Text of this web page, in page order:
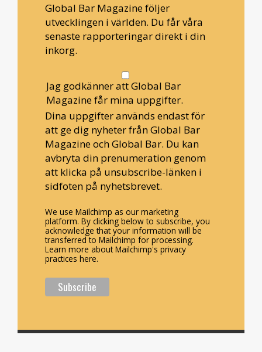
Global Bar Magazine följer
utvecklingen i världen. Du får våra
senaste rapporteringar direkt i din
inkorg.
Jag godkänner att Global Bar
Magazine får mina uppgifter.
Dina uppgifter används endast för
att ge dig nyheter från Global Bar
Magazine och Global Bar. Du kan
avbryta din prenumeration genom
att klicka på unsubscribe-länken i
sidfoten på nyhetsbrevet.
We use Mailchimp as our marketing
platform. By clicking below to subscribe, you
acknowledge that your information will be
transferred to Mailchimp for processing.
Learn more about Mailchimp's privacy
practices here.